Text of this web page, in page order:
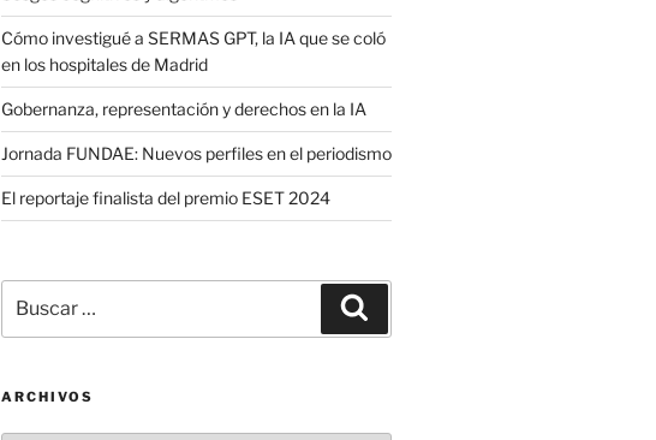
Cómo investigué a SERMAS GPT, la IA que se coló
en los hospitales de Madrid
Gobernanza, representación y derechos en la IA
Jornada FUNDAE: Nuevos perfiles en el periodismo
El reportaje finalista del premio ESET 2024
por:
ARCHIVOS